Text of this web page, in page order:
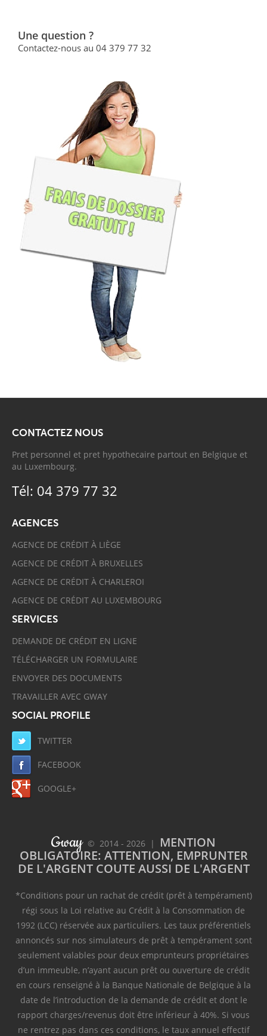
Une question ?
Contactez-nous au 04 379 77 32
CONTACTEZ NOUS
Pret personnel et pret hypothecaire partout en Belgique et
au Luxembourg.
Tél: 04 379 77 32
AGENCES
AGENCE DE CRÉDIT À LIÈGE
AGENCE DE CRÉDIT À BRUXELLES
AGENCE DE CRÉDIT À CHARLEROI
AGENCE DE CRÉDIT AU LUXEMBOURG
SERVICES
DEMANDE DE CRÉDIT EN LIGNE
TÉLÉCHARGER UN FORMULAIRE
ENVOYER DES DOCUMENTS
TRAVAILLER AVEC GWAY
SOCIAL PROFILE
TWITTER
FACEBOOK
GOOGLE+
Gway© 2014 - 2026 |
MENTION
OBLIGATOIRE: ATTENTION, EMPRUNTER
DE L'ARGENT COUTE AUSSI DE L'ARGENT
*Conditions pour un rachat de crédit (prêt à tempérament)
régi sous la Loi relative au Crédit à la Consommation de
1992 (LCC) réservée aux particuliers. Les taux préférentiels
annoncés sur nos simulateurs de prêt à tempérament sont
seulement valables pour deux emprunteurs propriétaires
d’un immeuble, n’ayant aucun prêt ou ouverture de crédit
en cours renseigné à la Banque Nationale de Belgique à la
date de l’introduction de la demande de crédit et dont le
rapport charges/revenus doit être inférieur à 40%. Si vous
ne rentrez pas dans ces conditions, le taux annuel effectif